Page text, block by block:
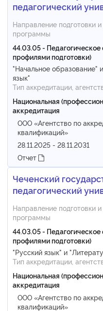
педагогический
Направление подготовки
программы
44.03.05 -
профилями подготовки)
"Начальное образование"
язык"
Тип аккредитации,
Национальная
аккредитация
ООО «Агентство по
квалификаций»
28.11.2025 - 28.11.2031
Отчет
Чеченский
педагогический
Направление подготовки
программы
44.03.05 -
профилями подготовки)
"Русский язык" и
Тип аккредитации,
Национальная
аккредитация
ООО «Агентство по
квалификаций»